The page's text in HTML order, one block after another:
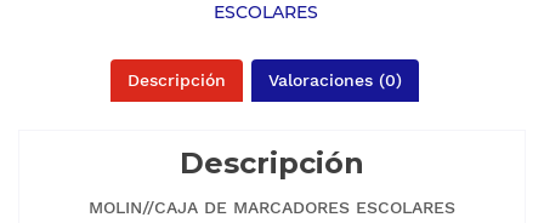
ESCOLARES
Descripción Valoraciones (0)
Descripción
MOLIN//CAJA DE MARCADORES ESCOLARES